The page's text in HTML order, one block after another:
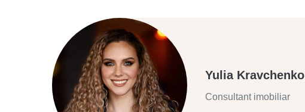
Yulia Kravchenko
Consultant imobiliar